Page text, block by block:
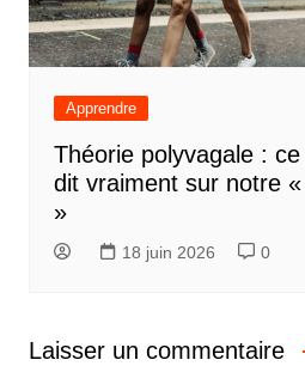
Apprendre
Théorie polyvagale :
dit vraiment sur notre
»
18 juin 2026 0
Laisser un commentaire